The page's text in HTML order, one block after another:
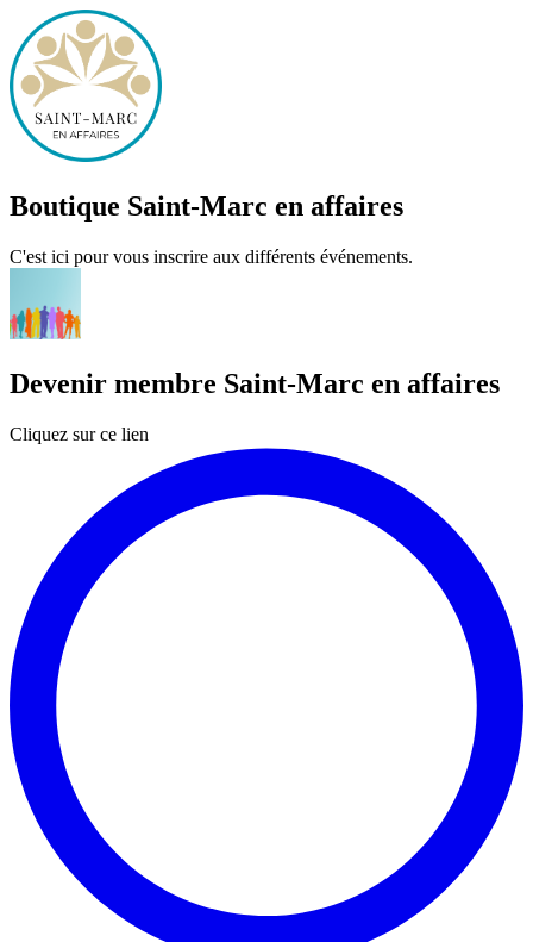
Boutique Saint-Marc en affaires
C'est ici pour vous inscrire aux différents événements.
Devenir membre Saint-Marc en affaires
Cliquez sur ce lien